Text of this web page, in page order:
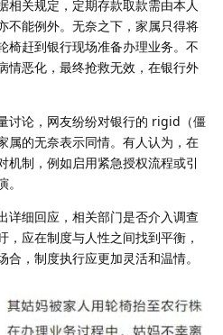
相关规定，定期存款取款需由本人
不能例外。无奈之下，家属只得将
椅赶到银行现场准备办理业务。不
情恶化，最终抢救无效，在银行外
讨论，网友纷纷对银行的 rigid（僵
属的无奈表示同情。有人认为，在
机制，例如启用紧急授权流程或引
详细回应，相关部门是否介入调查
应在制度与人性之间找到平衡，
，制度执行应更加灵活和温情。